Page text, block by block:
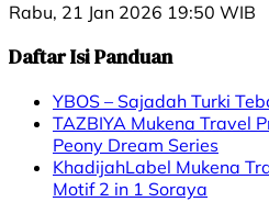
Rabu, 21 Jan 2026 19:50 WIB
Daftar Isi Panduan
YBOS – Sajadah Turki
TAZBIYA Mukena Travel
Peony Dream Series
KhadijahLabel Mukena
Motif 2 in 1 Soraya